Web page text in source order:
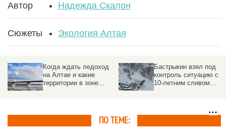
Автор Надежда Скалон
Сюжеты Экология Алтая
Когда ждать ледоход
на Алтае и какие
территории в зоне
Бастрыкин взял под
контроль ситуацию с
10-летним сливом
ПО ТЕМЕ: